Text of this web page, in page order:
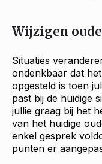
Wijzigen
Situaties
ondenkbaar dat
opgesteld is toen
past bij de huidige
jullie graag bij het
van het huidige
enkel gesprek
punten er